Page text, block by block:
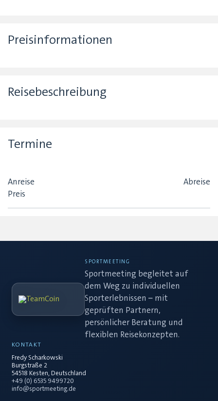
Preisinformationen
Reisebeschreibung
Termine
Anreise
Abreise
Preis
SPORTMEETING
Sportmeeting begleitet auf
dem Weg zu individuellen
Sporterlebnissen – mit
geprüften Partnern,
persönlicher Beratung und
flexiblen Reisekonzepten.
KONTAKT
Fredy Scharkowski
Burgstraße 2
54518 Kesten, Deutschland
+49 (0) 6535 9499720
info@sportmeeting.de